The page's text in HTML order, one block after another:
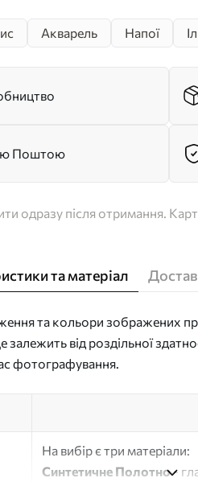
Акварель Напої
Поштою
одразу після отримання.
та матеріал
та кольори зображених
залежить від роздільної
фотографування.
На вибір є три матеріали:
Синтетичне Полотно-